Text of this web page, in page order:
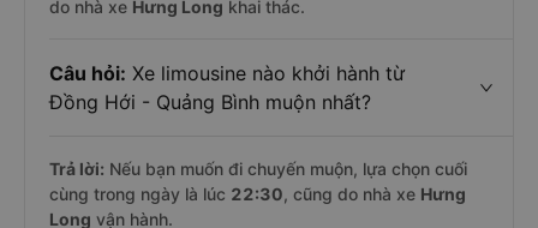
do nhà xe Hưng Long khai thác.
Câu hỏi: Xe limousine nào khởi hành từ
Đồng Hới - Quảng Bình muộn nhất?
Trả lời: Nếu bạn muốn đi chuyến muộn, lựa chọn cuối
cùng trong ngày là lúc 22:30, cũng do nhà xe Hưng
Long vận hành.